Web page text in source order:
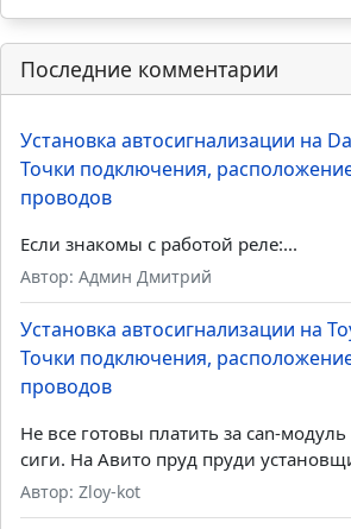
Последние комментарии
Установка автосигнализации на
Точки подключения,
проводов
Если знакомы с работой реле:...
Автор: Админ Дмитрий
Установка автосигнализации на
Точки подключения,
проводов
Не все готовы платить за can-
сиги. На Авито пруд пруди
Автор: Zloy-kot